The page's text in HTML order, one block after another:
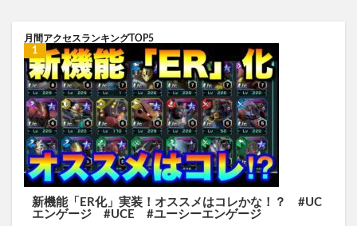
月間アクセスランキングTOP5
新機能「ER化」実装！オススメはコレかな！？ #UC
エンゲージ #UCE #ユーシーエンゲージ